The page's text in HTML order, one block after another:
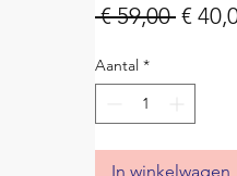
€ 59,00 €
Aantal *
In winkelwagen